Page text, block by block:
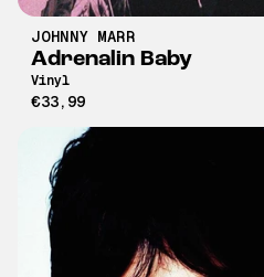
JOHNNY MARR
Adrenalin Baby
Vinyl
€33,99